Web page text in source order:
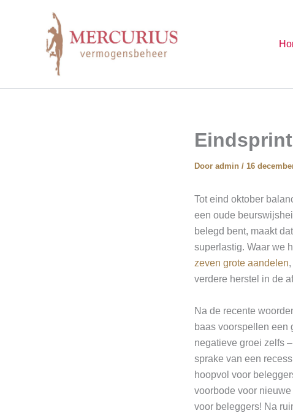
Door admin / 16
Tot eind oktober
een oude
belegd bent, maakt
superlastig. Waar we
zeven grote aandelen
verdere herstel in de
Na de recente
baas voorspellen een
negatieve groei zelfs
sprake van een
hoopvol voor
voorbode voor
voor beleggers! Na